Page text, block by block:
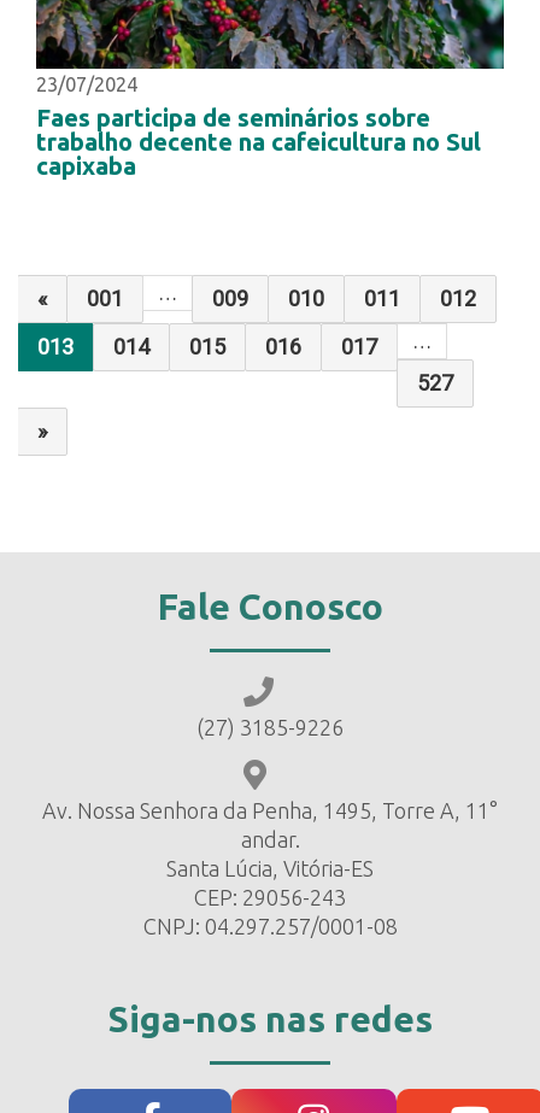
23/07/2024
Faes participa de seminários sobre
trabalho decente na cafeicultura no Sul
capixaba
« 001 009 010 011
012
013
014 015 016 017
527
»
Fale Conosco
(27) 3185-9226
Av. Nossa Senhora da Penha, 1495, Torre A, 11°
andar.
Santa Lúcia, Vitória-ES
CEP: 29056-243
CNPJ: 04.297.257/0001-08
Siga-nos nas redes